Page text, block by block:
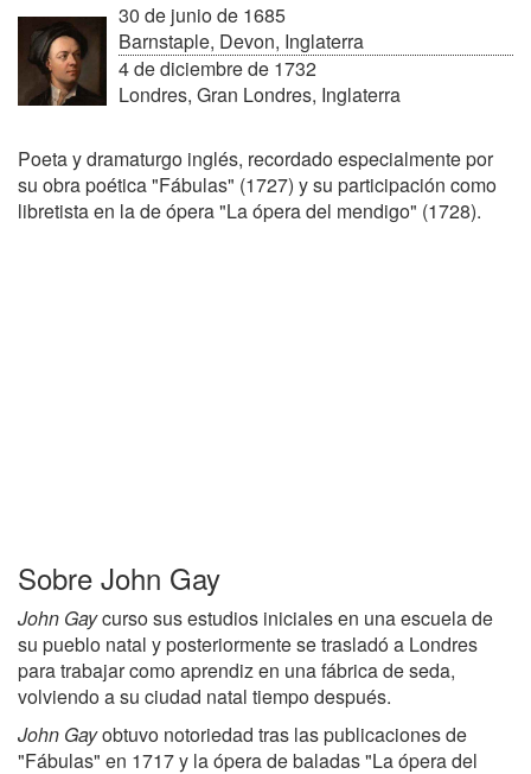
30 de junio de 1685
Barnstaple, Devon, Inglaterra
4 de diciembre de 1732
Londres, Gran Londres, Inglaterra
Poeta y dramaturgo inglés, recordado especialmente por
su obra poética "Fábulas" (1727) y su participación como
libretista en la de ópera "La ópera del mendigo" (1728).
Sobre John Gay
John Gaycurso sus estudios iniciales en una escuela de
su pueblo natal y posteriormente se trasladó a Londres
para trabajar como aprendiz en una fábrica de seda,
volviendo a su ciudad natal tiempo después.
John Gayobtuvo notoriedad tras las publicaciones de
"Fábulas" en 1717 y la ópera de baladas "La ópera del